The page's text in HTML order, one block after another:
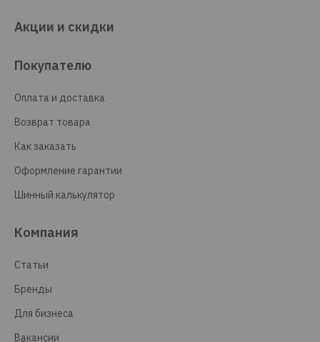
Акции и скидки
Покупателю
Оплата и доставка
Возврат товара
Как заказать
Оформление гарантии
Шинный калькулятор
Компания
Статьи
Бренды
Для бизнеса
Вакансии